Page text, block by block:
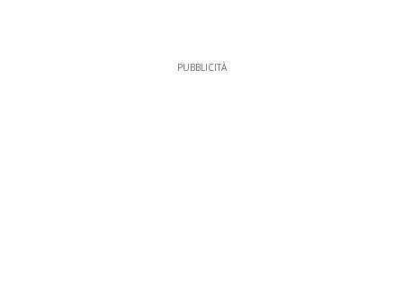
PUBBLICITÀ